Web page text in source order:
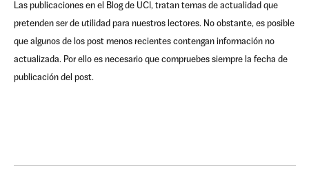
Las publicaciones en el Blog de UCI, tratan temas de actualidad que
pretenden ser de utilidad para nuestros lectores. No obstante, es posible
que algunos de los post menos recientes contengan información no
actualizada. Por ello es necesario que compruebes siempre la fecha de
publicación del post.